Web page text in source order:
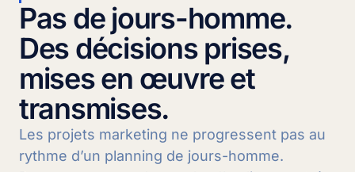
Pas de jours-homme.
Des décisions prises,
mises en œuvre et
transmises.
Les projets marketing ne progressent pas au
rythme d’un planning de jours-homme.